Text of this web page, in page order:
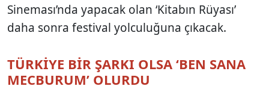
Sineması’nda yapacak olan ‘Kitabın Rüyası’
daha sonra festival yolculuğuna çıkacak.
TÜRKİYE BİR ŞARKI OLSA ‘BEN SANA
MECBURUM’ OLURDU